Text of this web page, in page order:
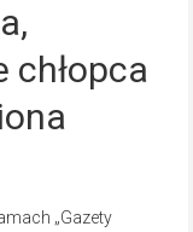
chłopca
„Gazety